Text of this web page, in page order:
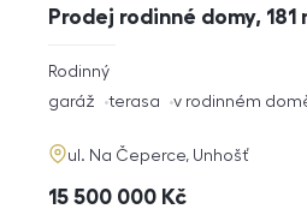
Prodej rodinné domy, 181
rozměry
dispozice
Rodinný
funkce
garáž terasa v rodinném
adresa
ul. Na Čeperce, Unhošť
cena
15 500 000 Kč